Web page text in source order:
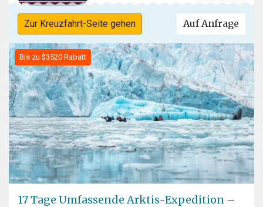
Zur Kreuzfahrt-Seite gehen Auf Anfrage
Bis zu $3520 Rabatt
17 Tage Umfassende Arktis-Expedition –